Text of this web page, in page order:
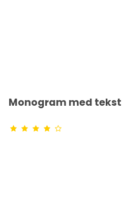
Monogram med tekst